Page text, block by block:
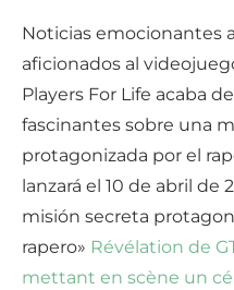
Noticias emocionantes
aficionados al
Players For Life acaba
fascinantes sobre una
protagonizada por el
lanzará el 10 de abril de
misión secreta
rapero» Révélation de
mettant en scène un